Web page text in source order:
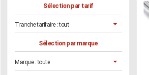
Sélection par tarif
Tranche tarifaire :tout
Sélection par marque
Marque :toute